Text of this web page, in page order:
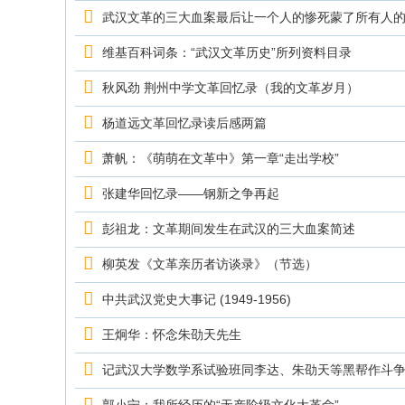
究
武汉文革的三大血案最后让一个人的惨死蒙了所有人的
维基百科词条：“武汉文革历史”所列资料目录
秋风劲 荆州中学文革回忆录（我的文革岁月）
杨道远文革回忆录读后感两篇
萧帆：《萌萌在文革中》第一章“走出学校”
张建华回忆录——钢新之争再起
彭祖龙：文革期间发生在武汉的三大血案简述
柳英发《文革亲历者访谈录》（节选）
中共武汉党史大事记 (1949-1956)
王炯华：怀念朱劭天先生
记武汉大学数学系试验班同李达、朱劭天等黑帮作斗